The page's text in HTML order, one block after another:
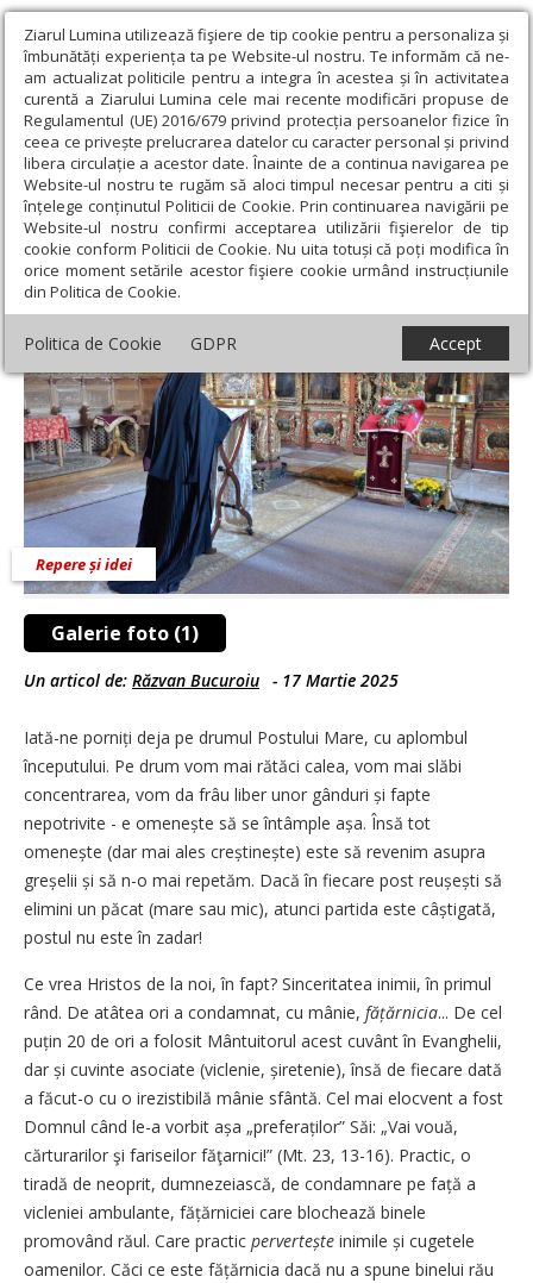
Ziarul Lumina utilizează fişiere de tip cookie pentru a personaliza și
îmbunătăți experiența ta pe Website-ul nostru. Te informăm că ne-
am actualizat politicile pentru a integra în acestea și în activitatea
curentă a Ziarului Lumina cele mai recente modificări propuse de
Regulamentul (UE) 2016/679 privind protecția persoanelor fizice în
ceea ce privește prelucrarea datelor cu caracter personal și privind
libera circulație a acestor date. Înainte de a continua navigarea pe
Website-ul nostru te rugăm să aloci timpul necesar pentru a citi și
înțelege conținutul Politicii de Cookie. Prin continuarea navigării pe
Website-ul nostru confirmi acceptarea utilizării fişierelor de tip
cookie conform Politicii de Cookie. Nu uita totuși că poți modifica în
orice moment setările acestor fişiere cookie urmând instrucțiunile
din Politica de Cookie.
Politica de Cookie GDPR Accept
Ziarul Lumina › Opinii › Repere și idei › Postul și fățărnicia
Postul și fățărnicia
Galerie foto (1)
Repere și idei
Un articol de: Răzvan Bucuroiu - 17 Martie 2025
Iată-ne porniți deja pe drumul Postului Mare, cu aplombul
începutului. Pe drum vom mai rătăci calea, vom mai slăbi
concentrarea, vom da frâu liber unor gânduri și fapte
nepotrivite - e omenește să se întâmple așa. Însă tot
omenește (dar mai ales creștinește) este să revenim asupra
greșelii și să n-o mai repetăm. Dacă în fiecare post reușești să
elimini un păcat (mare sau mic), atunci partida este câștigată,
postul nu este în zadar!
Ce vrea Hristos de la noi, în fapt? Sinceritatea inimii, în primul
rând. De atâtea ori a condamnat, cu mânie, fățărnicia... De cel
puțin 20 de ori a folosit Mântuitorul acest cuvânt în Evanghelii,
dar și cuvinte asociate (viclenie, șiretenie), însă de fiecare dată
a făcut-o cu o irezistibilă mânie sfântă. Cel mai elocvent a fost
Domnul când le-a vorbit așa „preferaților” Săi: „Vai vouă,
cărturarilor şi fariseilor făţarnici!” (Mt. 23, 13-16). Practic, o
tiradă de neoprit, dumnezeiască, de con­damnare pe față a
vicleniei ambulante, fățărniciei care blochează binele
promovând răul. Care practic pervertește inimile și cugetele
oamenilor. Căci ce este fățărnicia dacă nu a spune binelui rău